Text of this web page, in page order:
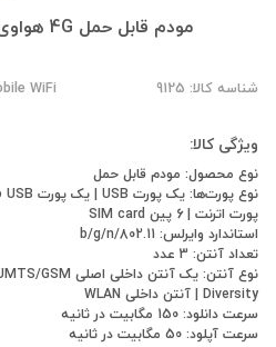
مودم قابل حمل 4G هواوی مدل E5770-320
شناسه کالا: 9125 WiFi
ویژگی کالا:
نوع محصول: مودم قابل حمل
نوع پورت‌ها:
پورت اترنت | 6 پین SIM card
استاندارد وایرلس: 802.11/b/g/n
تعداد آنتن: 3 عدد
نوع آنتن:
Diversity | آنتن داخلی WLAN
سرعت دانلود: 150 مگابیت در ثانیه
سرعت آپلود: 50 مگابیت در ثانیه